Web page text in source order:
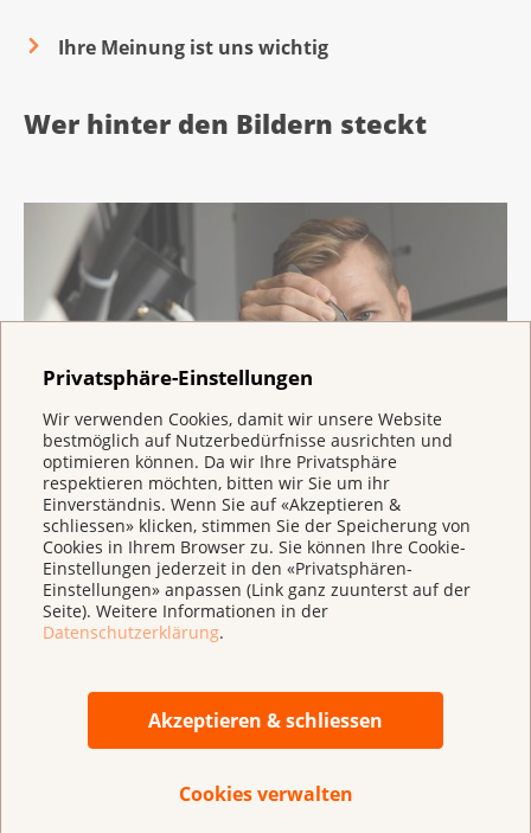
Privatsphäre-Einstellungen
Wir verwenden Cookies, damit wir unsere Website
bestmöglich auf Nutzerbedürfnisse ausrichten und
optimieren können. Da wir Ihre Privatsphäre
respektieren möchten, bitten wir Sie um ihr
Einverständnis. Wenn Sie auf «Akzeptieren &
schliessen» klicken, stimmen Sie der Speicherung von
Cookies in Ihrem Browser zu. Sie können Ihre Cookie-
Einstellungen jederzeit in den «Privatsphären-
Einstellungen» anpassen (Link ganz zuunterst auf der
Seite). Weitere Informationen in der
Datenschutzerklärung.
Akzeptieren & schliessen
Cookies verwalten
Ihre Meinung ist uns wichtig
Wer hinter den Bildern steckt
Micronaut vermählt Kunst und
Wissenschaft
Im Forschungsbericht setzt der
Wissenschaftsfotograf Martin Oeggerli mit
Lesen Sie mehr über ihn und seine Arbeit.